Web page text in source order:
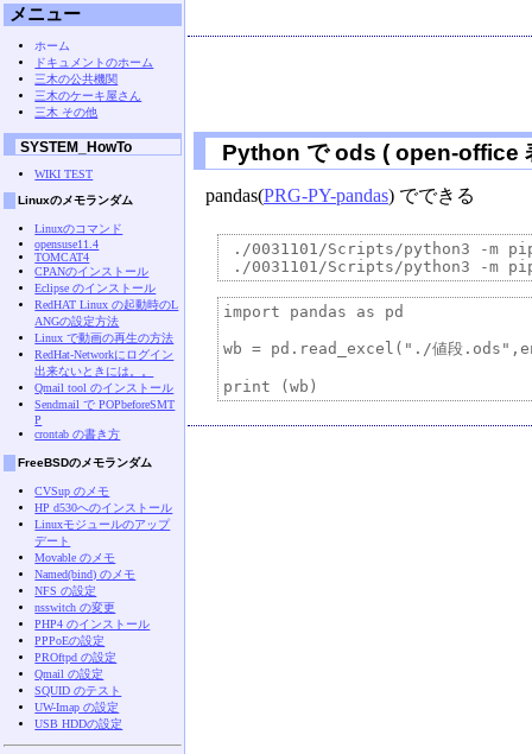
Python で ods ( open-office
pandas(PRG-PY-pandas) でできる
./0031101/Scripts/python3 -m
import pandas as pd
wb = pd.read_excel("./値段
メニュー
ホーム
ドキュメントのホーム
三木の公共機関
三木のケーキ屋さん
三木 その他
SYSTEM_HowTo
WIKI TEST
Linuxのメモランダム
Linuxのコマンド
opensuse11.4
TOMCAT4
CPANのインストール
Eclipse のインストール
RedHAT Linux の起動時のL
ANGの設定方法
Linux で動画の再生の方法
RedHat-Networkにログイン
出来ないときには。。
Qmail tool のインストール
Sendmail で POPbeforeSMT
P
crontab の書き方
FreeBSDのメモランダム
CVSup のメモ
HP d530へのインストール
Linuxモジュールのアップ
デート
Movable のメモ
Named(bind) のメモ
NFS の設定
nsswitch の変更
PHP4 のインストール
PPPoEの設定
PROftpd の設定
Qmail の設定
SQUID のテスト
UW-Imap の設定
USB HDDの設定